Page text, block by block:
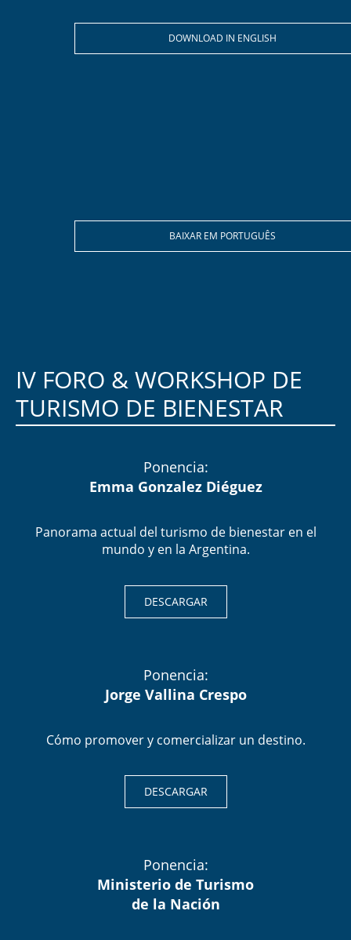
DOWNLOAD IN ENGLISH
BAIXAR EM PORTUGUÊS
IV FORO & WORKSHOP DE
TURISMO DE BIENESTAR​
Ponencia:
Emma Gonzalez Diéguez
Panorama actual del turismo de bienestar en el
mundo y en la Argentina.
DESCARGAR
Ponencia:
Jorge Vallina Crespo
Cómo promover y comercializar un destino.
DESCARGAR
Ponencia:
Ministerio de Turismo
de la Nación